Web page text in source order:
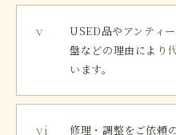
v
USED品やアンティ
盤などの理由により
います。
vi 修理・調整をご依頼